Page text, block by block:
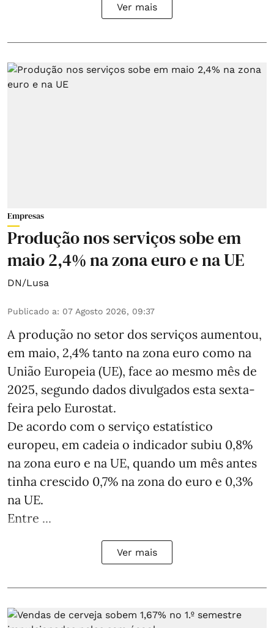
Ver mais
Empresas
Produção nos serviços sobe em
maio 2,4% na zona euro e na UE
DN/Lusa
Publicado a: 07 Agosto 2026, 09:37
A produção no setor dos serviços aumentou,
em maio, 2,4% tanto na zona euro como na
União Europeia (UE), face ao mesmo mês de
2025, segundo dados divulgados esta sexta-
feira pelo Eurostat.
De acordo com o serviço estatístico
europeu, em cadeia o indicador subiu 0,8%
na zona euro e na UE, quando um mês antes
tinha crescido 0,7% na zona do euro e 0,3%
na UE.
Entre ...
Ver mais